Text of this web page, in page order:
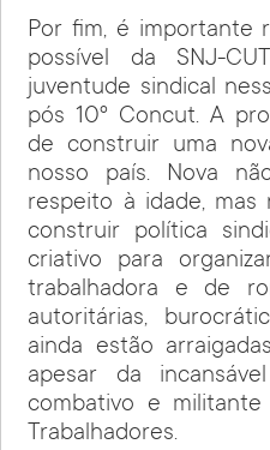
Por fim, é importante
possível da SNJ-
juventude sindical
pós 10º Concut. A
de construir uma
nosso país. Nova
respeito à idade,
construir política
criativo para
trabalhadora e de
autoritárias,
ainda estão
apesar da
combativo e
Trabalhadores.